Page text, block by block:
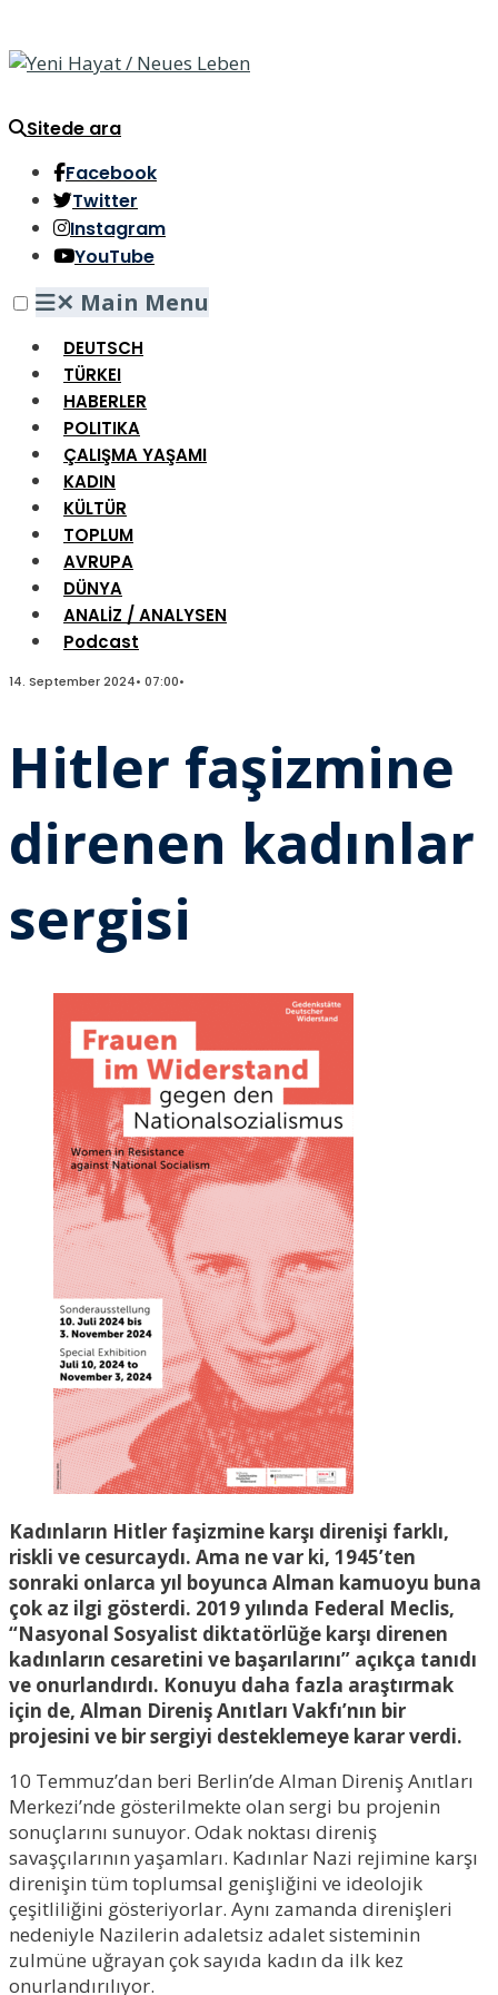
Sitede ara
Facebook
Twitter
Instagram
YouTube
✕ Main Menu
DEUTSCH
TÜRKEI
HABERLER
POLITIKA
ÇALIŞMA YAŞAMI
KADIN
KÜLTÜR
TOPLUM
AVRUPA
DÜNYA
ANALİZ / ANALYSEN
Podcast
14. September 2024• 07:00•
Hitler faşizmine
direnen kadınlar
sergisi
Kadınların Hitler faşizmine karşı direnişi farklı,
riskli ve cesurcaydı. Ama ne var ki, 1945’ten
sonraki onlarca yıl boyunca Alman kamuoyu buna
çok az ilgi gösterdi. 2019 yılında Federal Meclis,
“Nasyonal Sosyalist diktatörlüğe karşı direnen
kadınların cesaretini ve başarılarını” açıkça tanıdı
ve onurlandırdı. Konuyu daha fazla araştırmak
için de, Alman Direniş Anıtları Vakfı’nın bir
projesini ve bir sergiyi desteklemeye karar verdi.
10 Temmuz’dan beri Berlin’de Alman Direniş Anıtları
Merkezi’nde gösterilmekte olan sergi bu projenin
sonuçlarını sunuyor. Odak noktası direniş
savaşçılarının yaşamları. Kadınlar Nazi rejimine karşı
direnişin tüm toplumsal genişliğini ve ideolojik
çeşitliliğini gösteriyorlar. Aynı zamanda direnişleri
nedeniyle Nazilerin adaletsiz adalet sisteminin
zulmüne uğrayan çok sayıda kadın da ilk kez
onurlandırılıyor.